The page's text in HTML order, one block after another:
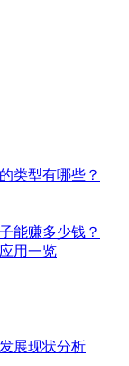
类型有哪些？
能赚多少钱？
用一览
展现状分析